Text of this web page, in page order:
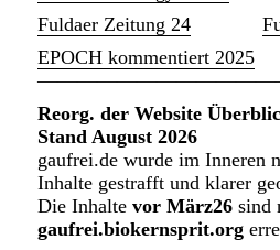
Fuldaer Zeitung 24
EPOCH kommentiert 2025
Reorg. der Website
Stand August 2026
gaufrei.de wurde im Inneren
Inhalte gestrafft und klarer
Die Inhaltevor März26 sind
gaufrei.biokernsprit.org